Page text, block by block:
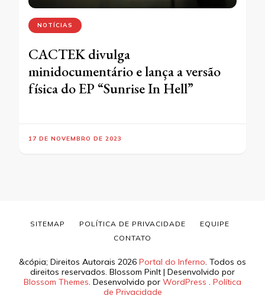
NOTÍCIAS
CACTEK divulga
minidocumentário e lança a versão
física do EP “Sunrise In Hell”
17 DE NOVEMBRO DE 2023
&cópia; Direitos Autorais 2026 Portal do Inferno. Todos os
direitos reservados. Blossom PinIt | Desenvolvido por
Blossom Themes. Desenvolvido por WordPress . Política
de Privacidade
SITEMAP POLÍTICA DE PRIVACIDADE
EQUIPE
CONTATO